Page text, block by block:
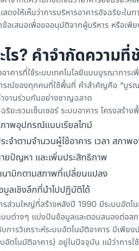
สดงให้เห็นว่าการบริหารอาคารอัจฉริยะใ
อเสนอเพื่อขออนุมัติจากผู้บริหาร หรือเพีย
ร? คำจำกัดความที่
อาคารที่ใช้ระบบเทคโนโลยีแบบบูรณาการ
รณ์ของทุกคนที่ใช้พื้นที่ คำสำคัญคือ “บูรณ
งานร่วมกันอย่างชาญฉลาด
ยะรวมเซ็นเซอร์ ระบบอาคาร โครงสร้าง
ภาพอุปกรณ์แบบเรียลไทม์
ะจำตามจำนวนผู้ใช้อาคาร เวลา สภา
ยปัญหา และเพิ่มประสิทธิภาพ
นามิกตามสภาพที่เปลี่ยนแปลง
มูลเชิงลึกที่นำไปปฏิบัติได้
ารส่วนใหญ่ที่สร้างหลังปี 1990 มีระบบอัต
บบต่างๆ แบ่งปันข้อมูลและตอบสนองต่อ
ารวิเคราะห์ระบบอัตโนมัติอาคาร มีเพียง
อัตโนมัติอาคาร) อยู่ในปัจจุบัน แม้ว่าการ